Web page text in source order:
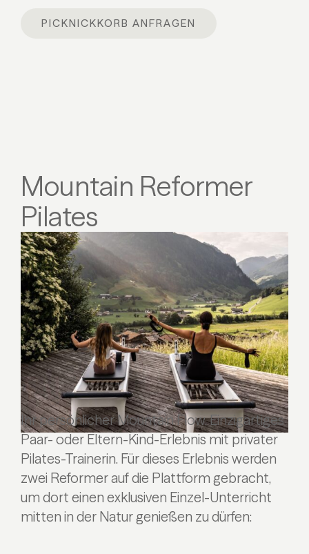
PICKNICKKORB ANFRAGEN
Mountain Reformer
Pilates
Ihr persönlicher Mountain Flow. Einzigartiges
Paar- oder Eltern-Kind-Erlebnis mit privater
Pilates-Trainerin. Für dieses Erlebnis werden
zwei Reformer auf die Plattform gebracht,
um dort einen exklusiven Einzel-Unterricht
mitten in der Natur genießen zu dürfen: